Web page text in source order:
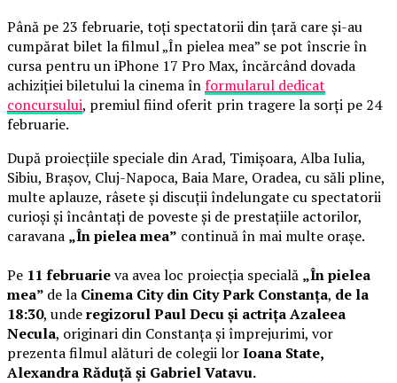
Până pe 23 februarie, toți spectatorii din țară care și-au
cumpărat bilet la filmul „În pielea mea” se pot înscrie în
cursa pentru un iPhone 17 Pro Max, încărcând dovada
achiziției biletului la cinema înformularul dedicat
concursului, premiul fiind oferit prin tragere la sorți pe 24
februarie.
După proiecțiile speciale din Arad, Timișoara, Alba Iulia,
Sibiu, Brașov, Cluj-Napoca, Baia Mare, Oradea, cu săli pline,
multe aplauze, râsete și discuții îndelungate cu spectatorii
curioși și încântați de poveste și de prestațiile actorilor,
caravana „În pielea mea” continuă în mai multe orașe.
Pe 11 februarieva avea loc proiecția specială „În pielea
mea” de la Cinema City din City Park Constanța, de la
18:30, underegizorul Paul Decu și actrița Azaleea
Necula, originari din Constanța și împrejurimi, vor
prezenta filmul alături de colegii lorIoana State,
Alexandra Răduță și Gabriel Vatavu.